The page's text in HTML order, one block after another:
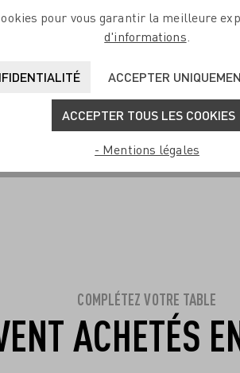
Set #13,
#18 von
COMPLÉTEZ VOTRE TABLE
ACHETÉS
pour vous garantir la meilleure
d'informations
ACCEPTER
ACCEPTER TOUS LES COOKIES
- Mentions légales